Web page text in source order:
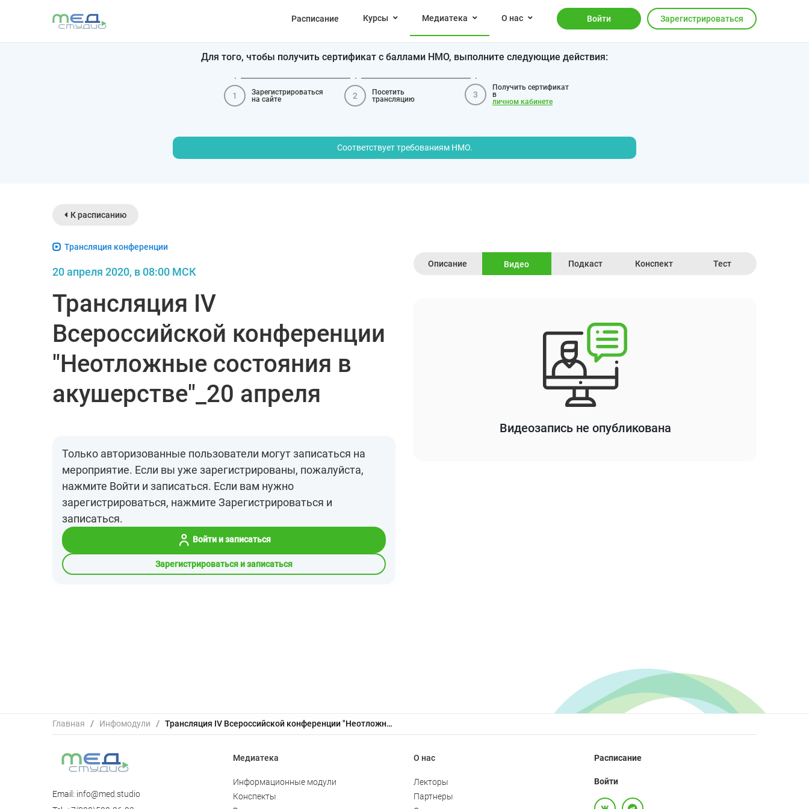
Расписание Курсы Медиатека О нас Войти Зарегистрироваться
Для того, чтобы получить сертификат с баллами НМО, выполните следующие действия:
1
Зарегистрироваться
на сайте
2
Посетить
трансляцию
3
Получить сертификат
в
личном кабинете
Соответствует требованиям НМО.
К расписанию
Трансляция конференции
20 апреля 2020, в 08:00 МСК
Трансляция IV
Всероссийской конференции
"Неотложные состояния в
акушерстве"_20 апреля
Только авторизованные пользователи могут записаться на
мероприятие. Если вы уже зарегистрированы, пожалуйста,
нажмите Войти и записаться. Если вам нужно
зарегистрироваться, нажмите Зарегистрироваться и
записаться.
Войти и записаться
Зарегистрироваться и записаться
Описание Видео Подкаст Конспект Тест
Видеозапись не опубликована
Главная / Инфомодули / Трансляция IV Всероссийской конференции "Неотложные состояния в акушерстве"_20 апреля
Email: info@med.studio
Медиатека
Информационные модули
Конспекты
О нас
Лекторы
Партнеры
Расписание
Войти